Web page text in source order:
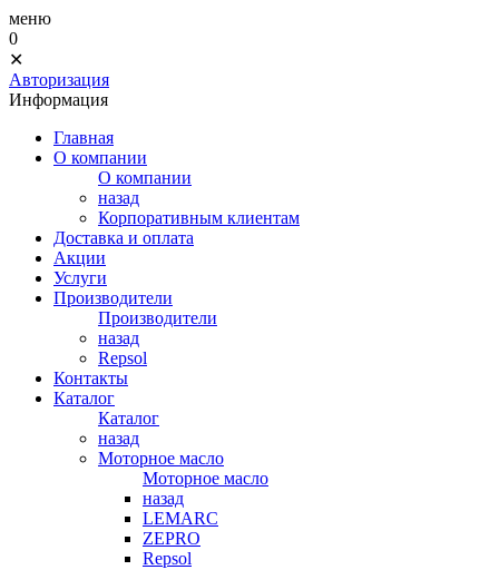
меню
0
✕
Авторизация
Информация
Главная
О компании
О компании
назад
Корпоративным клиентам
Доставка и оплата
Акции
Услуги
Производители
Производители
назад
Repsol
Контакты
Каталог
Каталог
назад
Моторное масло
Моторное масло
назад
LEMARC
ZEPRO
Repsol